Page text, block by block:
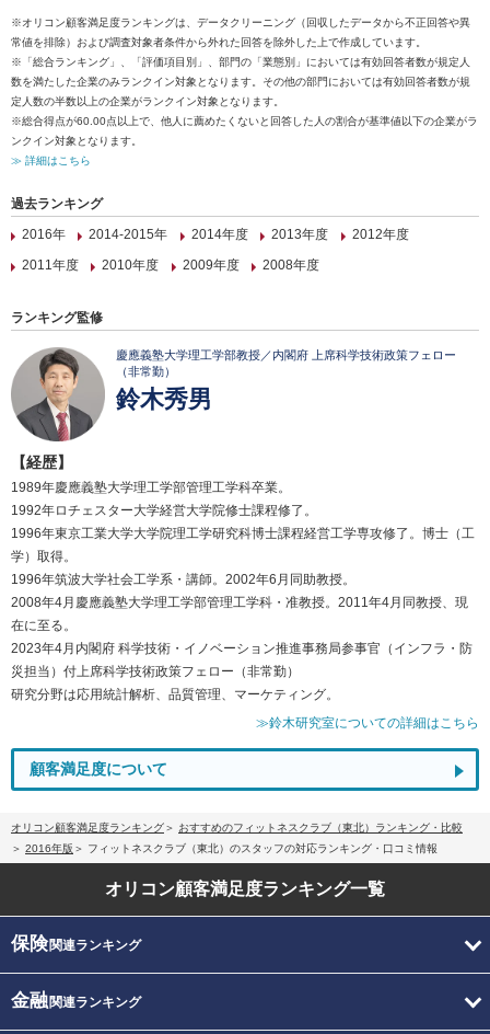
※オリコン顧客満足度ランキングは、データクリーニング（回収したデータから不正回答や異
常値を排除）および調査対象者条件から外れた回答を除外した上で作成しています。
※「総合ランキング」、「評価項目別」、部門の「業態別」においては有効回答者数が規定人
数を満たした企業のみランクイン対象となります。その他の部門においては有効回答者数が規
定人数の半数以上の企業がランクイン対象となります。
※総合得点が60.00点以上で、他人に薦めたくないと回答した人の割合が基準値以下の企業がラ
ンクイン対象となります。
≫ 詳細はこちら
過去ランキング
2016年
2014-2015年 2014年度 2013年度
2012年度
2011年度
2010年度 2009年度 2008年度
ランキング監修
慶應義塾大学理工学部教授／内閣府 上席科学技術政策フェロー
（非常勤）
鈴木秀男
【経歴】
1989年慶應義塾大学理工学部管理工学科卒業。
1992年ロチェスター大学経営大学院修士課程修了。
1996年東京工業大学大学院理工学研究科博士課程経営工学専攻修了。博士（工
学）取得。
1996年筑波大学社会工学系・講師。2002年6月同助教授。
2008年4月慶應義塾大学理工学部管理工学科・准教授。2011年4月同教授、現
在に至る。
2023年4月内閣府 科学技術・イノベーション推進事務局参事官（インフラ・防
災担当）付上席科学技術政策フェロー（非常勤）
研究分野は応用統計解析、品質管理、マーケティング。
≫鈴木研究室についての詳細はこちら
顧客満足度について
オリコン顧客満足度ランキング
おすすめのフィットネスクラブ（東北）ランキング・比較
2016年版
フィットネスクラブ（東北）のスタッフの対応ランキング・口コミ情報
オリコン顧客満足度ランキング一覧
保険関連ランキング
金融関連ランキング